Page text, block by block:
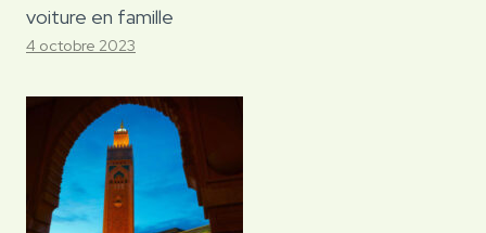
voiture en famille
4 octobre 2023